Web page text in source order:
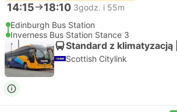
14:15 18:10 3godz. i 55m
Edinburgh Bus Station
Inverness Bus Station Stance 3
Standard z klimatyzacją
Scottish Citylink